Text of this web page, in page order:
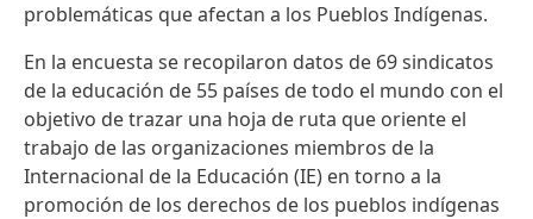
problemáticas que afectan a los Pueblos Indígenas.
En la encuesta se recopilaron datos de 69 sindicatos
de la educación de 55 países de todo el mundo con el
objetivo de trazar una hoja de ruta que oriente el
trabajo de las organizaciones miembros de la
Internacional de la Educación (IE) en torno a la
promoción de los derechos de los pueblos indígenas